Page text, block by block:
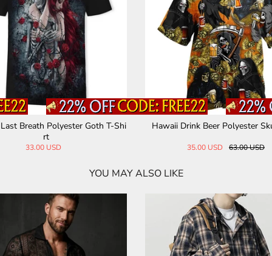
And Roses Polyester Hawaiian Shirt
43.00 USD
Rock Guitar Skull
45.00 USD
YOU MAY ALSO LIKE